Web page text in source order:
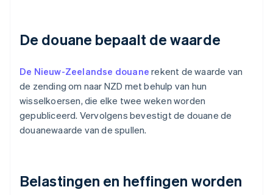
De douane bepaalt de waarde
De Nieuw-Zeelandse douane rekent de waarde van
de zending om naar NZD met behulp van hun
wisselkoersen, die elke twee weken worden
gepubliceerd. Vervolgens bevestigt de douane de
douanewaarde van de spullen.
Belastingen en heffingen worden